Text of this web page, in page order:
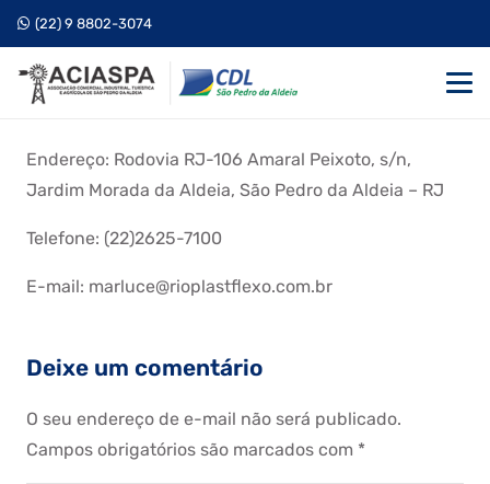
(22) 9 8802-3074
Endereço: Rodovia RJ-106 Amaral Peixoto, s/n,
Jardim Morada da Aldeia, São Pedro da Aldeia – RJ
Telefone: (22)2625-7100
E-mail: marluce@rioplastflexo.com.br
Deixe um comentário
O seu endereço de e-mail não será publicado.
Campos obrigatórios são marcados com *